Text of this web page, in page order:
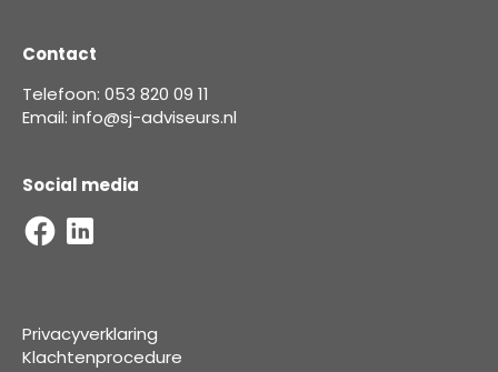
Contact
Telefoon: 053 820 09 11
Email: info@sj-adviseurs.nl
Social media
Privacyverklaring
Klachtenprocedure